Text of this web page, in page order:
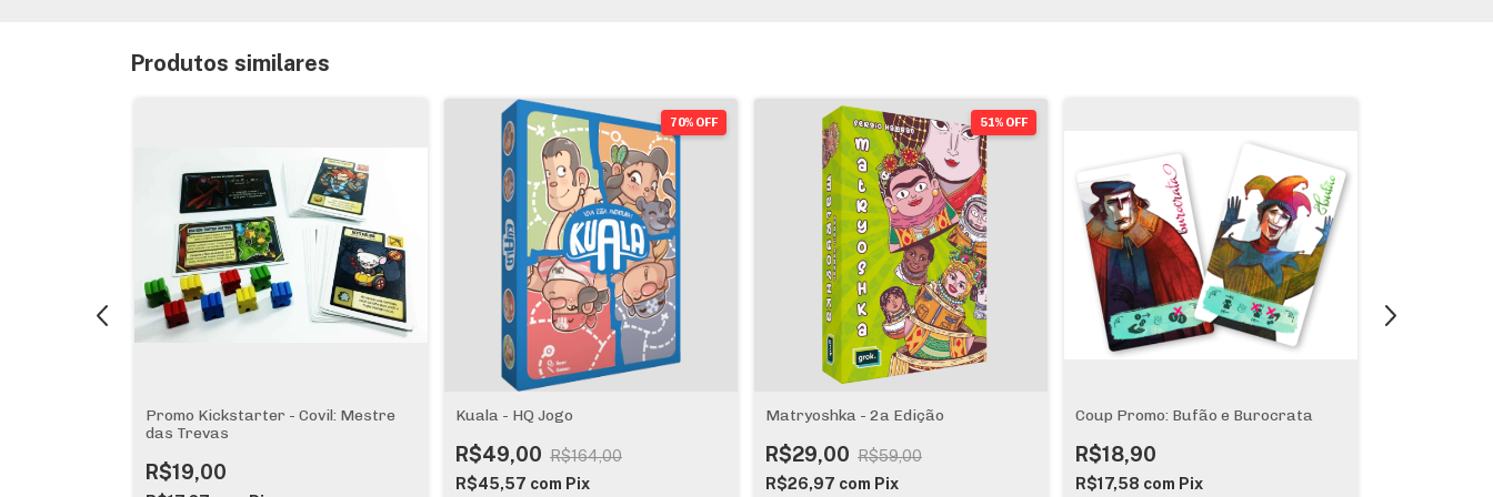
Produtos similares
Promo Kickstarter - Covil: Mestre
das Trevas
R$19,00
70% OFF
Kuala - HQ Jogo
R$49,00 R$164,00
R$45,57 com Pix
51% OFF
Matryoshka - 2a Edição
R$29,00 R$59,00
R$26,97 com Pix
Coup Promo: Bufão e Burocrata
R$18,90
R$17,58 com Pix